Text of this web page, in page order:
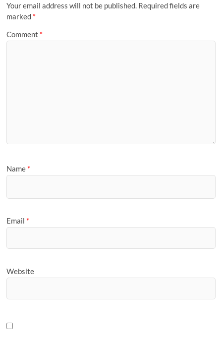
Your email address will not be published. Required fields are
marked *
Comment *
Name *
Email *
Website